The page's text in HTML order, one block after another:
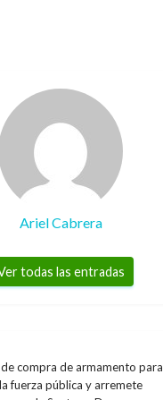
Ariel Cabrera
todas las entradas
compra de armamento para
fuerza pública y arremete